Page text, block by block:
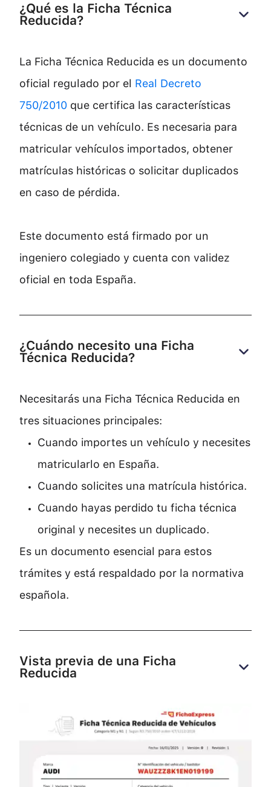
¿Qué es la Ficha Técnica
Reducida?
La Ficha Técnica Reducida es un documento
oficial regulado por el Real Decreto
750/2010 que certifica las características
técnicas de un vehículo. Es necesaria para
matricular vehículos importados, obtener
matrículas históricas o solicitar duplicados
en caso de pérdida.
Este documento está firmado por un
ingeniero colegiado y cuenta con validez
oficial en toda España.
¿Cuándo necesito una Ficha
Técnica Reducida?
Necesitarás una Ficha Técnica Reducida en
tres situaciones principales:
Cuando importes un vehículo y necesites
matricularlo en España.
Cuando solicites una matrícula histórica.
Cuando hayas perdido tu ficha técnica
original y necesites un duplicado.
Es un documento esencial para estos
trámites y está respaldado por la normativa
española.
Vista previa de una Ficha
Reducida